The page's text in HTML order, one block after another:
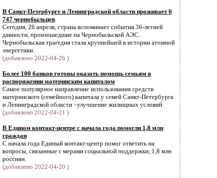
В Санкт-Петербурге и Ленинградской области проживает 6
747 чернобыльцев
Сегодня, 26 апреля, страна вспоминает события 36-летней
давности, произошедшие на Чернобыльской АЭС.
Чернобыльская трагедия стала крупнейшей в истории атомной
энергетики.
(добавлено 2022-04-26 )
Более 100 банков готовы оказать помощь семьям в
распоряжении материнским капиталом
Самое популярное направление использования средств
материнского (семейного) капитала у семей Санкт-Петербурга
и Ленинградской области –улучшение жилищных условий.
(добавлено 2022-04-21 )
В Едином контакт-центре с начала года помогли 1,8 млн
граждан
С начала года Единый контакт-центр помог ответить на
вопросы, связанные с мерами социальной поддержки, 1,8 млн
россиян.
(добавлено 2022-04-20 )